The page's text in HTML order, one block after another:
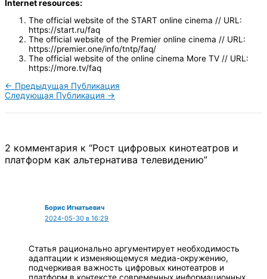
Internet resources:
The official website of the START online cinema // URL:
https://start.ru/faq
The official website of the Premier online cinema // URL:
https://premier.one/info/tntp/faq/
The official website of the online cinema More TV // URL:
https://more.tv/faq
← Предыдущая Публикация
Следующая Публикация →
2 комментария к “Рост цифровых кинотеатров и
платформ как альтернатива телевидению”
Борис Игнатьевич
2024-05-30 в 16:29
Статья рационально аргументирует необходимость
адаптации к изменяющемуся медиа-окружению,
подчеркивая важность цифровых кинотеатров и